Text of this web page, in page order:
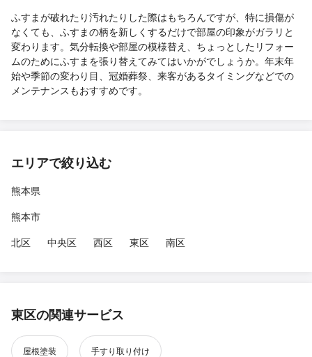
ふすまが破れたり汚れたりした際はもちろんですが、特に損傷が
なくても、ふすまの柄を新しくするだけで部屋の印象がガラリと
変わります。気分転換や部屋の模様替え、ちょっとしたリフォー
ムのためにふすまを張り替えてみてはいかがでしょうか。年末年
始や季節の変わり目、冠婚葬祭、来客があるタイミングなどでの
メンテナンスもおすすめです。
エリアで絞り込む
熊本県
熊本市
北区
中央区 西区 東区 南区
東区の関連サービス
屋根塗装 手すり取り付け